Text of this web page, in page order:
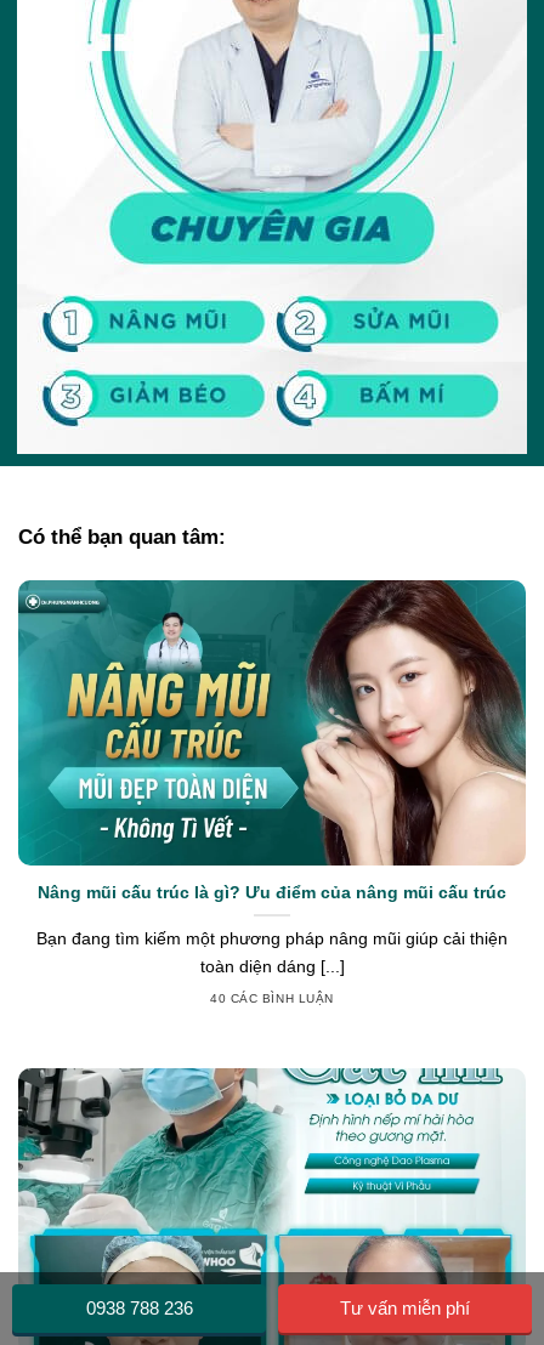
Có thể bạn quan tâm:
Nâng mũi cấu trúc là gì? Ưu điểm của nâng mũi cấu trúc
Bạn đang tìm kiếm một phương pháp nâng mũi giúp cải thiện
toàn diện dáng [...]
40 CÁC BÌNH LUẬN
0938 788 236 Tư vấn miễn phí